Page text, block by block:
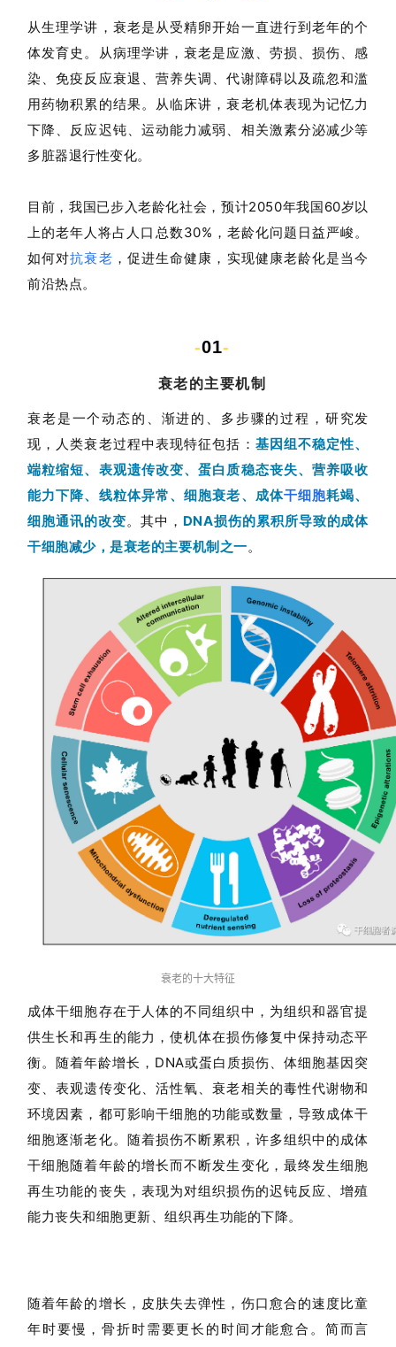
从生理学讲，衰老是从受精卵开始一直进行到老年的个
体发育史。从病理学讲，衰老是应激、劳损、损伤、感
染、免疫反应衰退、营养失调、代谢障碍以及疏忽和滥
用药物积累的结果。从临床讲，衰老机体表现为记忆力
下降、反应迟钝、运动能力减弱、相关激素分泌减少等
多脏器退行性变化。
目前，我国已步入老龄化社会，预计2050年我国60岁以
上的老年人将占人口总数30%，老龄化问题日益严峻。
如何对抗衰老 ，促进生命健康，实现健康老龄化是当今
前沿热点。
-01-
衰老的主要机制
衰老是一个动态的、渐进的、多步骤的过程，研究发
现，人类衰老过程中表现特征包括： 基因组不稳定性、
端粒缩短、表观遗传改变、蛋白质稳态丧失、营养吸收
能力下降、线粒体异常、细胞衰老、成体干细胞耗竭、
细胞通讯的改变。其中， DNA损伤的累积所导致的成体
干细胞减少，是衰老的主要机制之一。
衰老的十大特征
成体干细胞存在于人体的不同组织中，为组织和器官提
供生长和再生的能力，使机体在损伤修复中保持动态平
衡。随着年龄增长，DNA或蛋白质损伤、体细胞基因突
变、表观遗传变化、活性氧、衰老相关的毒性代谢物和
环境因素，都可影响干细胞的功能或数量，导致成体干
细胞逐渐老化。随着损伤不断累积，许多组织中的成体
干细胞随着年龄的增长而不断发生变化，最终发生细胞
再生功能的丧失，表现为对组织损伤的迟钝反应、增殖
能力丧失和细胞更新、组织再生功能的下降。
随着年龄的增长，皮肤失去弹性，伤口愈合的速度比童
年时要慢，骨折时需要更长的时间才能愈合。简而言